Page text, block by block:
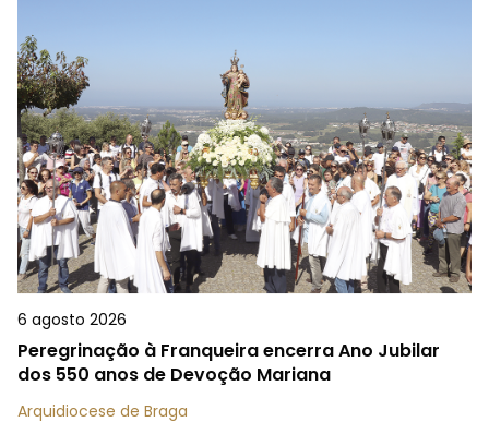
6 agosto 2026
Peregrinação à Franqueira encerra Ano Jubilar
dos 550 anos de Devoção Mariana
Arquidiocese de Braga